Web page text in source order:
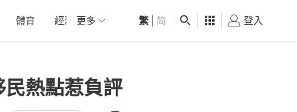
體育 經濟 01深圳 觀點 健康 好食玩飛
更多 繁 简 登入
熱點惹負評